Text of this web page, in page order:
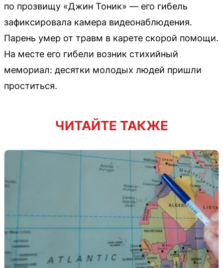
по прозвищу «Джин Тоник» — его гибель
зафиксировала камера видеонаблюдения.
Парень умер от травм в карете скорой помощи.
На месте его гибели возник стихийный
мемориал: десятки молодых людей пришли
проститься.
ЧИТАЙТЕ ТАКЖЕ